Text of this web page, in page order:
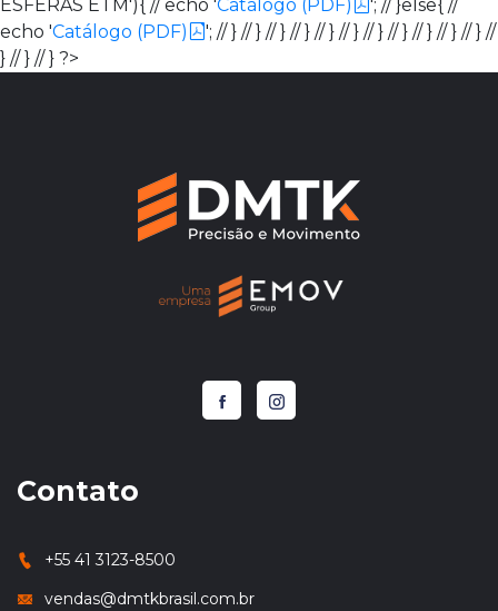
ESFERAS ETM'){ // echo 'Catálogo (PDF)
'; // }else{ //
echo 'Catálogo (PDF)
'; // } // } // } // } // } // } // } // } // } // } // } //
} // } // } ?>
Contato
+55 41 3123-8500
vendas@dmtkbrasil.com.br